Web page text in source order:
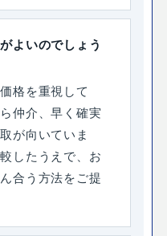
よいのでしょう
格を重視して
仲介、早く確実
が向いていま
したうえで、お
合う方法をご提